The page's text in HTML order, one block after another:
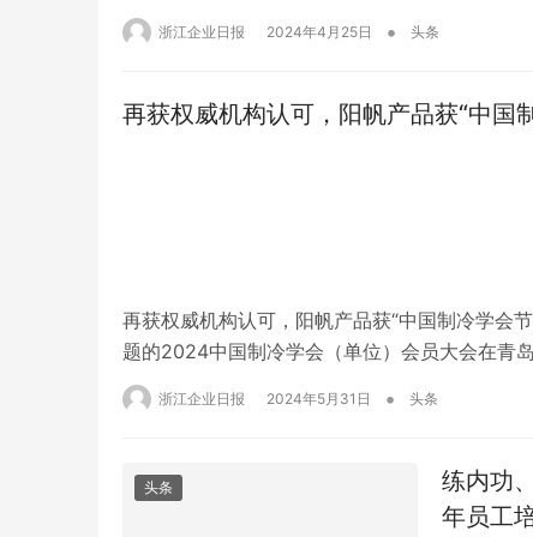
伴立足于营养健康领域,秉承高质量的产品研发
补剂两大领域。旗下多款产品仅2023…
浙江企业日报 2024年4月25日 • 头条
再获权威机构认可，阳帆产品获“中国
再获权威机构认可，阳帆产品获“中国制冷学会
题的2024中国制冷学会（单位）会员大会在青
学会、青岛理工大学、青岛市产业生态链促进
协办。来自全国的专家学者、企业代表、高校…
浙江企业日报 2024年5月31日 • 头条
头条
练内功
年员工